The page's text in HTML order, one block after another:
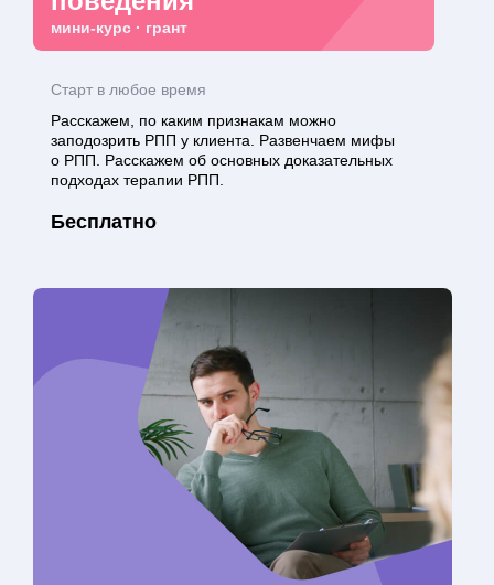
мини-курс · грант
Старт в любое время
Расскажем, по каким признакам можно
заподозрить РПП у клиента. Развенчаем мифы
о РПП. Расскажем об основных доказательных
подходах терапии РПП.
Бесплатно